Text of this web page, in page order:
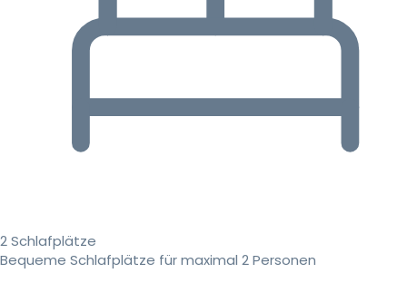
2 Schlafplätze
Bequeme Schlafplätze für maximal 2 Personen